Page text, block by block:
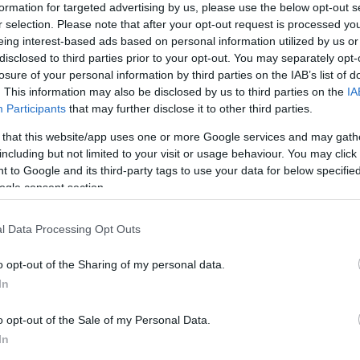
for targeted advertising by us, please use the below opt-out
selection. Please note that after your opt-out request is processed
interest-based ads based on personal information utilized by us
to third parties prior to your opt-out. You may separately
of your personal information by third parties on the IAB’s list of
This information may also be disclosed by us to third parties on the
Participants that may further disclose it to other third parties.
that this website/app uses one or more Google services and may
but not limited to your visit or usage behaviour. You may
to Google and its third-party tags to use your data for below
consent section.
Data Processing Opt Outs
opt-out of the Sharing of my personal data.
opt-out of the Sale of my Personal Data.
Link másolása
vette rá, hogy bedobja a csalit az
a Híradónak, az állatokat bezárta
felbujtó és a falatokat udvarra dobó férfi